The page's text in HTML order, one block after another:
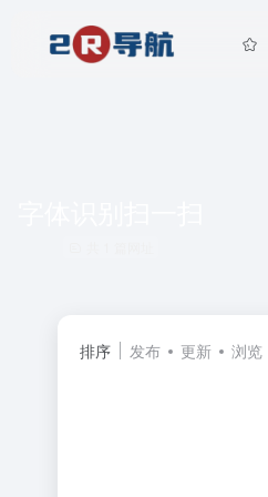
排序 发布 更新 浏览